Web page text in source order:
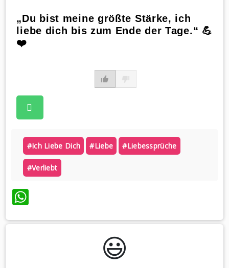
„Du bist meine größte Stärke, ich
liebe dich bis zum Ende der Tage.“ 💪
❤️
#ich Liebe Dich #liebe #liebessprüche
#verliebt
WhatsApp
😃️